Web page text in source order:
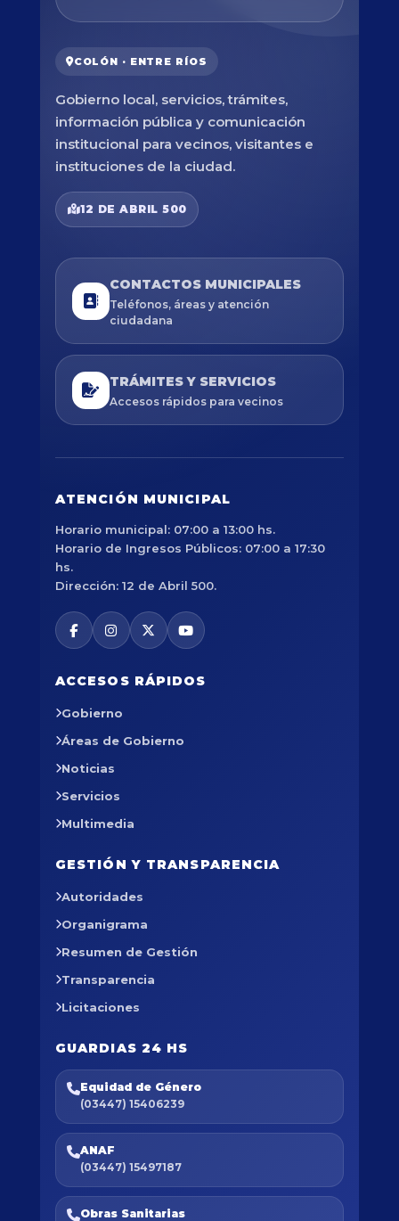
COLÓN · ENTRE RÍOS
Gobierno local, servicios, trámites,
información pública y comunicación
institucional para vecinos, visitantes e
instituciones de la ciudad.
12 DE ABRIL 500
CONTACTOS MUNICIPALES
Teléfonos, áreas y atención
ciudadana
TRÁMITES Y SERVICIOS
Accesos rápidos para vecinos
ATENCIÓN MUNICIPAL
Horario municipal: 07:00 a 13:00 hs.
Horario de Ingresos Públicos: 07:00 a 17:30
hs.
Dirección: 12 de Abril 500.
ACCESOS RÁPIDOS
Gobierno
Áreas de Gobierno
Noticias
Servicios
Multimedia
GESTIÓN Y TRANSPARENCIA
Autoridades
Organigrama
Resumen de Gestión
Transparencia
Licitaciones
GUARDIAS 24 HS
Equidad de Género
(03447) 15406239
ANAF
(03447) 15497187
Obras Sanitarias